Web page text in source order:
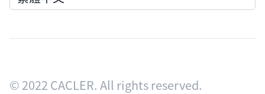
© 2022 CACLER. All rights reserved.